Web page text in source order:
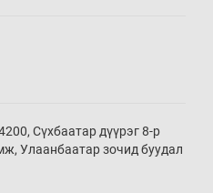
Сүхбаатар дүүрэг 8-р
Улаанбаатар зочид буудал